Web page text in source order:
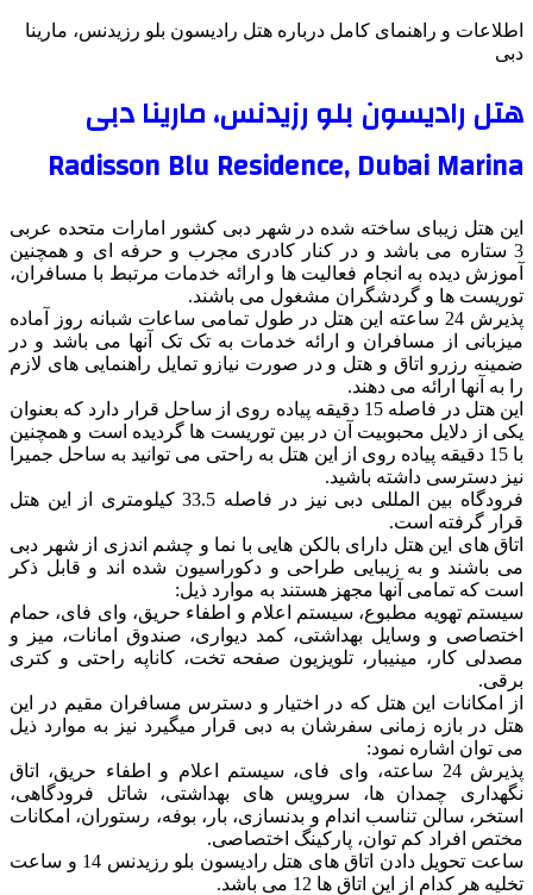
اطلاعات و راهنمای کامل درباره هتل رادیسون بلو رزیدنس، مارینا
دبی
هتل رادیسون بلو رزیدنس، مارینا دبی
Radisson Blu Residence, Dubai Marina
این هتل زیبای ساخته شده در شهر دبی کشور امارات متحده عربی
3 ستاره می باشد و در کنار کادری مجرب و حرفه ای و همچنین
آموزش دیده به انجام فعالیت ها و ارائه خدمات مرتبط با مسافران،
توریست ها و گردشگران مشغول می باشند.
پذیرش 24 ساعته این هتل در طول تمامی ساعات شبانه روز آماده
میزبانی از مسافران و ارائه خدمات به تک تک آنها می باشد و در
ضمینه رزرو اتاق و هتل و در صورت نیازو تمایل راهنمایی های لازم
را به آنها ارائه می دهند.
این هتل در فاصله 15 دقیقه پیاده روی از ساحل قرار دارد که بعنوان
یکی از دلایل محبوبیت آن در بین توریست ها گردیده است و همچنین
با 15 دقیقه پیاده روی از این هتل به راحتی می توانید به ساحل جمیرا
نیز دسترسی داشته باشید.
فرودگاه بین المللی دبی نیز در فاصله 33.5 کیلومتری از این هتل
قرار گرفته است.
اتاق های این هتل دارای بالکن هایی با نما و چشم اندزی از شهر دبی
می باشند و به زیبایی طراحی و دکوراسیون شده اند و قابل ذکر
است که تمامی آنها مجهز هستند به موارد ذیل:
سیستم تهویه مطبوع، سیستم اعلام و اطفاء حریق، وای فای، حمام
اختصاصی و وسایل بهداشتی، کمد دیواری، صندوق امانات، میز و
مصدلی کار، مینیبار، تلویزیون صفحه تخت، کاناپه راحتی و کتری
برقی.
از امکانات این هتل که در اختیار و دسترس مسافران مقیم در این
هتل در بازه زمانی سفرشان به دبی قرار میگیرد نیز به موارد ذیل
می توان اشاره نمود:
پذیرش 24 ساعته، وای فای، سیستم اعلام و اطفاء حریق، اتاق
نگهداری چمدان ها، سرویس های بهداشتی، شاتل فرودگاهی،
استخر، سالن تناسب اندام و بدنسازی، بار، بوفه، رستوران، امکانات
مختص افراد کم توان، پارکینگ اختصاصی.
ساعت تحویل دادن اتاق های هتل رادیسون بلو رزیدنس 14 و ساعت
تخلیه هر کدام از این اتاق ها 12 می باشد.